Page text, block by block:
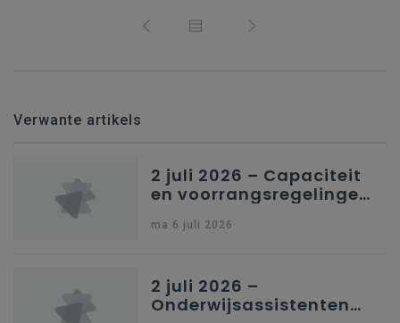
Verwante artikels
2 juli 2026 – Capaciteit
en voorrangsregelingen
secundair onderwijs in
ma 6 juli 2026
2 juli 2026 –
Onderwijsassistenten